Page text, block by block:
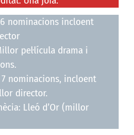
nominacions incloent
pel·lícula drama i
7 nominacions, incloent
director.
Lleó d’Or (millor